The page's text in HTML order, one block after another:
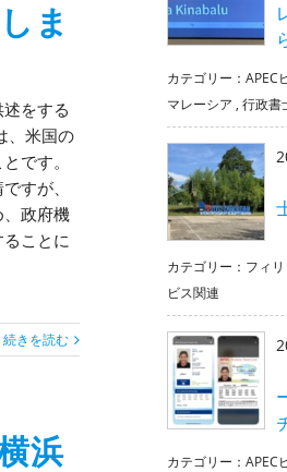
ま
をする
、米国の
です。
すが、
政府機
ことに
続きを読む
浜
カテゴリー：APEC
マレーシア ,行政書
カテゴリー： フィ
ビス関連
カテゴリー：APEC